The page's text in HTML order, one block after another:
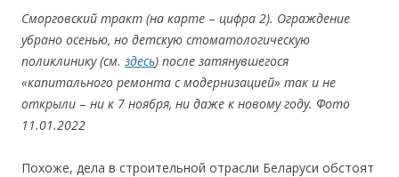
Cморговский тракт (на карте – цифра 2). Ограждение
убрано осенью, но детскую стоматологическую
поликлинику (см. здесь) после затянувшегося
«капитального ремонта с модернизацией» так и не
открыли – ни к 7 ноября, ни даже к новому году. Фото
11.01.2022
Похоже, дела в строительной отрасли Беларуси обстоят